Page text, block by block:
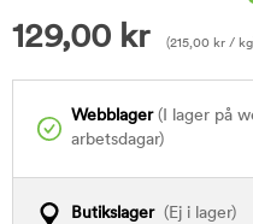
129,00 kr (215,00 kr /
Webblager(I lager på
arbetsdagar)
Butikslager(Ej i lager)